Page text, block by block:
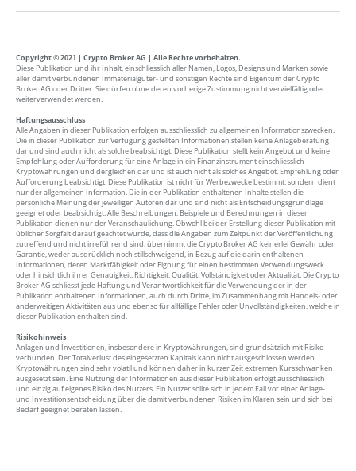
Copyright © 2021 | Crypto Broker AG | Alle Rechte vorbehalten.
Diese Publikation und ihr Inhalt, einschliesslich aller Namen, Logos, Designs und Marken sowie
aller damit verbundenen Immaterialgüter- und sonstigen Rechte sind Eigentum der Crypto
Broker AG oder Dritter. Sie dürfen ohne deren vorherige Zustimmung nicht vervielfältig oder
weiterverwendet werden.
Haftungsausschluss
Alle Angaben in dieser Publikation erfolgen ausschliesslich zu allgemeinen Informationszwecken.
Die in dieser Publikation zur Verfügung gestellten Informationen stellen keine Anlageberatung
dar und sind auch nicht als solche beabsichtigt. Diese Publikation stellt kein Angebot und keine
Empfehlung oder Aufforderung für eine Anlage in ein Finanzinstrument einschliesslich
Kryptowährungen und dergleichen dar und ist auch nicht als solches Angebot, Empfehlung oder
Aufforderung beabsichtigt. Diese Publikation ist nicht für Werbezwecke bestimmt, sondern dient
nur der allgemeinen Information. Die in der Publikation enthaltenen Inhalte stellen die
persönliche Meinung der jeweiligen Autoren dar und sind nicht als Entscheidungsgrundlage
geeignet oder beabsichtigt. Alle Beschreibungen, Beispiele und Berechnungen in dieser
Publikation dienen nur der Veranschaulichung. Obwohl bei der Erstellung dieser Publikation mit
üblicher Sorgfalt darauf geachtet wurde, dass die Angaben zum Zeitpunkt der Veröffentlichung
zutreffend und nicht irreführend sind, übernimmt die Crypto Broker AG keinerlei Gewähr oder
Garantie, weder ausdrücklich noch stillschweigend, in Bezug auf die darin enthaltenen
Informationen, deren Marktfähigkeit oder Eignung für einen bestimmten Verwendungsweck
oder hinsichtlich ihrer Genauigkeit, Richtigkeit, Qualität, Vollständigkeit oder Aktualität. Die Crypto
Broker AG schliesst jede Haftung und Verantwortlichkeit für die Verwendung der in der
Publikation enthaltenen Informationen, auch durch Dritte, im Zusammenhang mit Handels- oder
anderweitigen Aktivitäten aus und ebenso für allfällige Fehler oder Unvollständigkeiten, welche in
dieser Publikation enthalten sind.
Risikohinweis
Anlagen und Investitionen, insbesondere in Kryptowährungen, sind grundsätzlich mit Risiko
verbunden. Der Totalverlust des eingesetzten Kapitals kann nicht ausgeschlossen werden.
Kryptowährungen sind sehr volatil und können daher in kurzer Zeit extremen Kursschwanken
ausgesetzt sein. Eine Nutzung der Informationen aus dieser Publikation erfolgt ausschliesslich
und einzig auf eigenes Risiko des Nutzers. Ein Nutzer sollte sich in jedem Fall vor einer Anlage-
und Investitionsentscheidung über die damit verbundenen Risiken im Klaren sein und sich bei
Bedarf geeignet beraten lassen.